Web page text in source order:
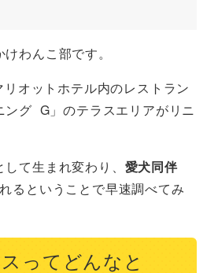
わんこ部です。
オットホテル内のレストラン
ング G」のテラスエリアがリニ
て生まれ変わり、 愛犬同伴
るということで早速調べてみ
ってどんなと